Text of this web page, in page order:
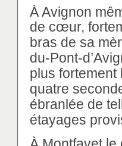
À Avignon
de cœur,
bras de sa
du-Pont-
plus fortement
quatre
ébranlée de
étayages